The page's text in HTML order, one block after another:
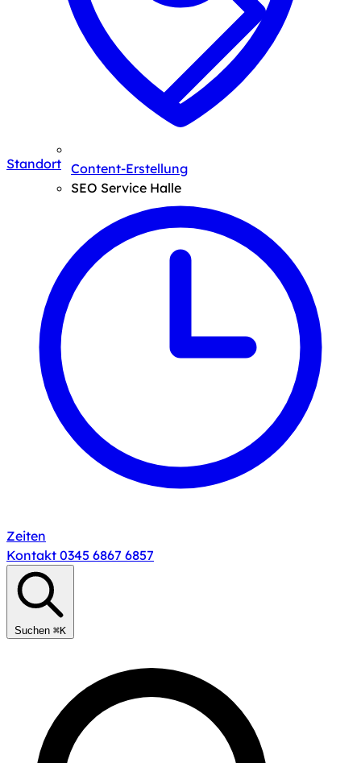
Content-Erstellung
SEO Service Halle
Standort
Zeiten
Kontakt 0345 6867 6857
Suchen ⌘K